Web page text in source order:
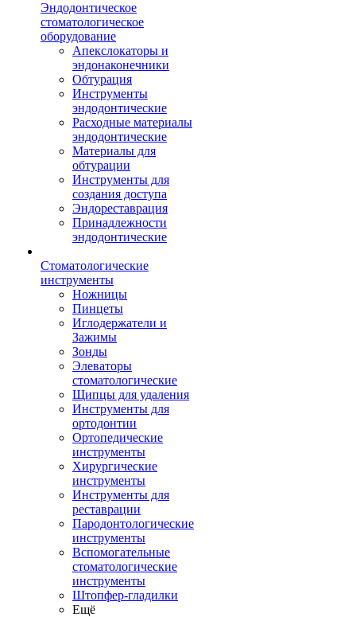
Эндодонтическое
стоматологическое
оборудование
Апекслокаторы и
эндонаконечники
Обтурация
Инструменты
эндодонтические
Расходные материалы
эндодонтические
Материалы для
обтурации
Инструменты для
создания доступа
Эндореставрация
Принадлежности
эндодонтические
Стоматологические
инструменты
Ножницы
Пинцеты
Иглодержатели и
Зажимы
Зонды
Элеваторы
стоматологические
Щипцы для удаления
Инструменты для
ортодонтии
Ортопедические
инструменты
Хирургические
инструменты
Инструменты для
реставрации
Пародонтологические
инструменты
Вспомогательные
стоматологические
инструменты
Штопфер-гладилки
Ещё